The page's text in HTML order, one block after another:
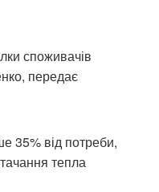
споживачів
передає
35% від потреби,
тепла